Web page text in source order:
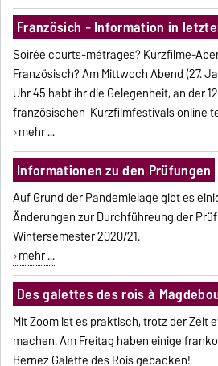
Französich - Information in
Soirée courts-métrages? Kurzfilme-
Französisch? Am Mittwoch Abend (27.
Uhr 45 habt ihr die Gelegenheit, an der
französischen Kurzfilmfestivals online
mehr ...
Informationen zu den Prüfungen
Auf Grund der Pandemielage gibt es
Änderungen zur Durchführeung der
Wintersemester 2020/21.
mehr ...
Des galettes des rois à
Mit Zoom ist es praktisch, trotz der Zeit
machen. Am Freitag haben einige
Bernez Galette des Rois gebacken!